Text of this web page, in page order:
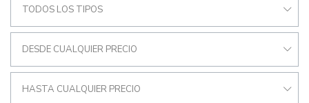
TODOS LOS TIPOS
DESDE CUALQUIER PRECIO
HASTA CUALQUIER PRECIO